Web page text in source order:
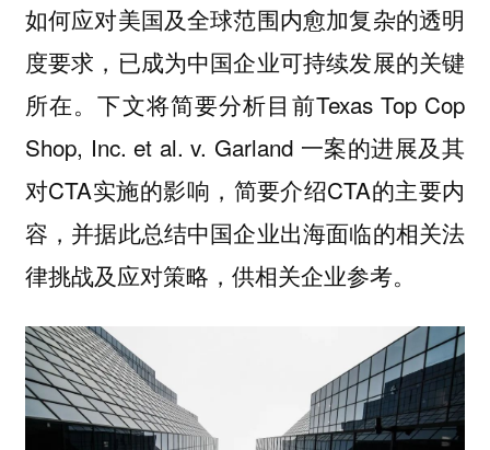
如何应对美国及全球范围内愈加复杂的透明
度要求，已成为中国企业可持续发展的关键
所在。下文将简要分析目前Texas Top Cop
Shop, Inc. et al. v. Garland 一案的进展及其
对CTA实施的影响，简要介绍CTA的主要内
容，并据此总结中国企业出海面临的相关法
律挑战及应对策略，供相关企业参考。